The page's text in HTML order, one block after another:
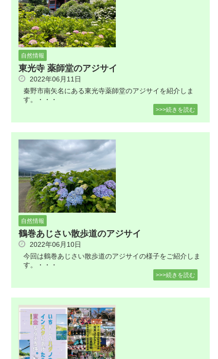
自然情報
東光寺 薬師堂のアジサイ
2022年06月11日
秦野市南矢名にある東光寺薬師堂のアジサイを紹介しま
す。・・・
>>>続きを読む
自然情報
鶴巻あじさい散歩道のアジサイ
2022年06月10日
今回は鶴巻あじさい散歩道のアジサイの様子をご紹介しま
す。・・・
>>>続きを読む